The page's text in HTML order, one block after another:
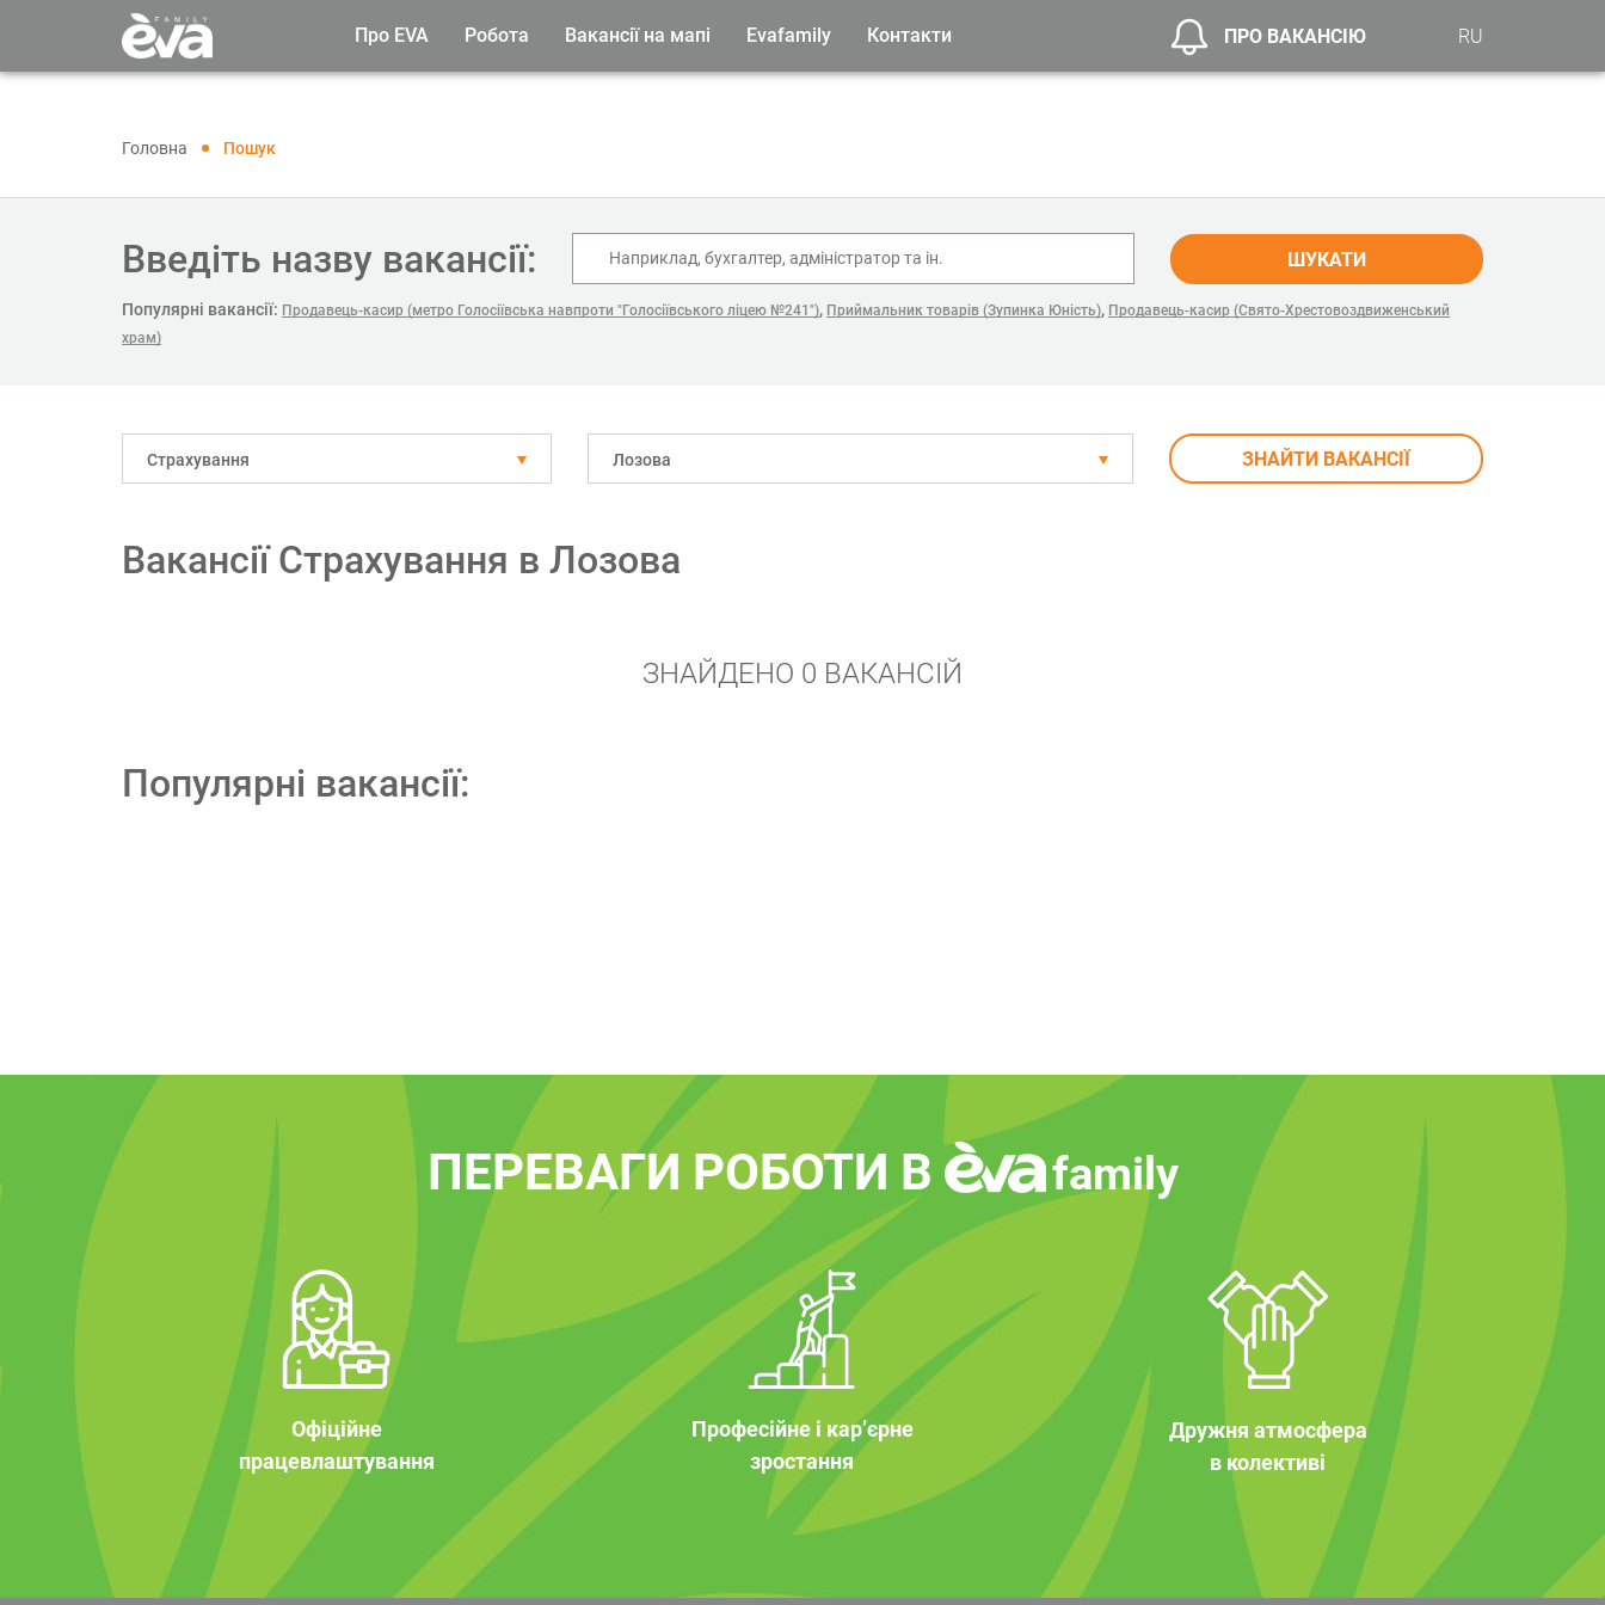
Про EVA Робота Вакансії на мапі Evafamily Контакти ПРО ВАКАНСІЮ RU
Головна Пошук
Введіть назву вакансії: ШУКАТИ
Популярні вакансії: Продавець-касир (метро Голосіївська навпроти "Голосіївського ліцею №241"), Приймальник товарів (Зупинка Юність), Продавець-касир (Свято-Хрестовоздвиженський
храм)
Страхування Лозова ЗНАЙТИ ВАКАНСІЇ
Вакансії Страхування в Лозова
ЗНАЙДЕНО 0 ВАКАНСІЙ
Популярні вакансії:
ПЕРЕВАГИ РОБОТИ В family
Офіційне
працевлаштування
Професійне і кар’єрне
зростання
Дружня атмосфера
в колективі